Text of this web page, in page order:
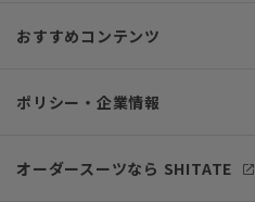
おすすめコンテンツ
ポリシー・企業情報
オーダースーツなら SHITATE